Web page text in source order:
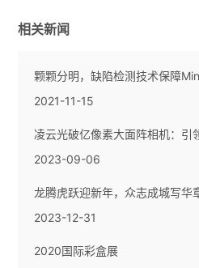
相关新闻
颗颗分明，缺陷检测技术保障
2021-11-15
凌云光破亿像素大面阵相机：引
2023-09-06
龙腾虎跃迎新年，众志成城写
2023-12-31
2020国际彩盒展